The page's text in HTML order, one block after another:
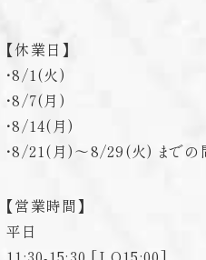
【休業日】
・8/1(火)
・8/7(月)
・8/14(月)
・8/21(月)〜8/29(火) までの
【営業時間】
平日